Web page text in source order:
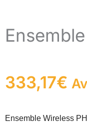
333,17€
Ensemble Wireless